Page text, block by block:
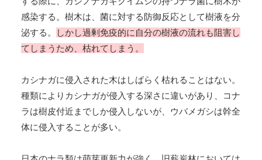
感染する。樹木は、菌に対する防御反応として樹液を分
泌する。
しかし過剰免疫的に自分の樹液の流れも阻害し
てしまうため、枯れてしまう。
カシナガに侵入された木はしばらく枯れることはない。
種類によりカシナガが侵入する深さに違いがあり、コナ
ラは樹皮付近までしか侵入しないが、ウバメガシは幹全
体に侵入することが多い。